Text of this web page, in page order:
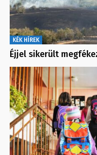
KÉK HÍREK
Éjjel sikerült